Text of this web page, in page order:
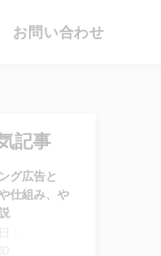
お問い合わせ
記事
グ広告と
仕組み、や